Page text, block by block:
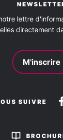
lettre
directement
M'inscrire
SUIVRE